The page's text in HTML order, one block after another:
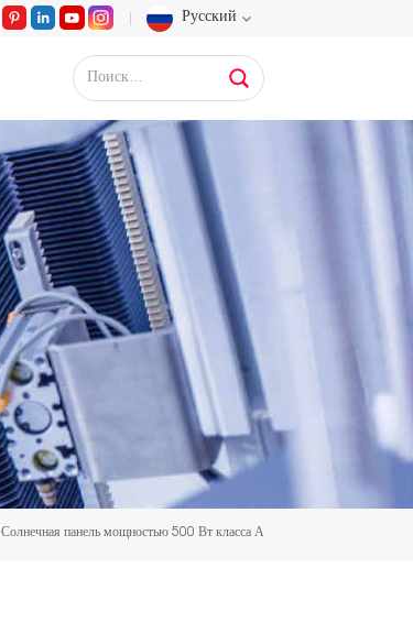
Русский
English
Français
Deutsch
Русский
Español
Português
日语
한국인
Солнечная панель мощностью 500 Вт класса А